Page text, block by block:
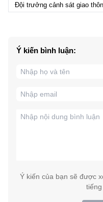
Đội trưởng cảnh sát giao
Ý kiến bình luận:
Ý kiến của bạn sẽ được
tiếng